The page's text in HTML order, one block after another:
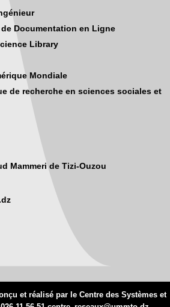
Documentation en Ligne
Library
Mondiale
de recherche en sciences sociales et
Mammeri de Tizi-Ouzou
et réalisé par le Centre des Systèmes et